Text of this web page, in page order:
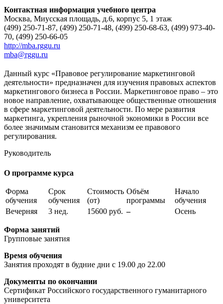
Контактная информация учебного центра
Москва, Миусская площадь, д.6, корпус 5, 1 этаж
(499) 250-71-87, (499) 250-71-48, (499) 250-68-63, (499) 973-40-
70, (499) 250-66-05
http://mba.rggu.ru
mba@rggu.ru
Данный курс «Правовое регулирование маркетинговой
деятельности» предназначен для изучения правовых аспектов
маркетингового бизнеса в России. Маркетинговое право – это
новое направление, охватывающее общественные отношения
в сфере маркетинговой деятельности. По мере развития
маркетинга, укрепления рыночной экономики в России все
более значимым становится механизм ее правового
регулирования.
Руководитель
О программе курса
Форма
обучения
Срок
обучения
Стоимость
(от)
Объём
программы
Начало
обучения
Вечерняя
3 нед. 15600 руб. – Осень
Форма занятий
Групповые занятия
Время обучения
Занятия проходят в будние дни с 19.00 до 22.00
Документы по окончании
Сертификат Российского государственного гуманитарного
университета